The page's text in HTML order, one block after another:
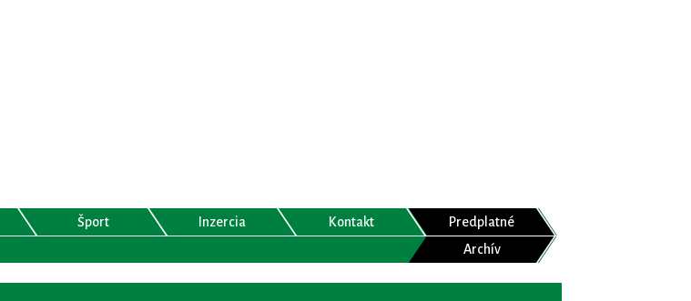
Šport Inzercia Kontakt
Predplatné
Archív